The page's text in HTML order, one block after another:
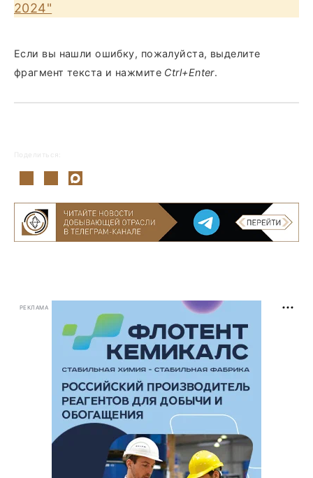
2024"
Если вы нашли ошибку, пожалуйста, выделите
фрагмент текста и нажмите Ctrl+Enter.
Поделиться:
РЕКЛАМА